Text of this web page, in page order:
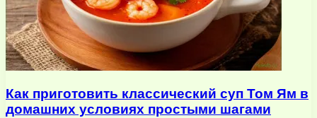
Как приготовить классический суп Том Ям в
домашних условиях простыми шагами